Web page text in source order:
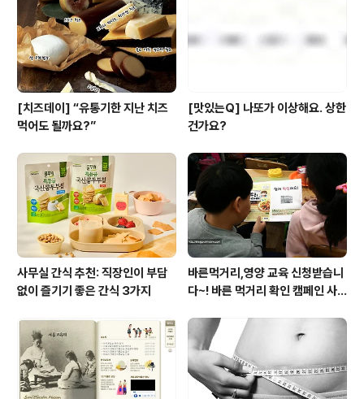
[치즈데이] “유통기한 지난 치즈
먹어도 될까요?”
[맛있는Q] 나또가 이상해요. 상한
건가요?
사무실 간식 추천: 직장인이 부담
없이 즐기기 좋은 간식 3가지
바른먹거리,영양 교육 신청받습니
다~! 바른 먹거리 확인 캠페인 사